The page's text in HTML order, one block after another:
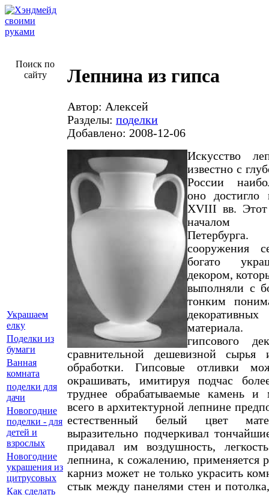
Поиск по
сайту
Лепнина из гипса
Автор: Алексей
Разделы: поделки
Добавлено: 2008-12-06
Искусство
известно с
России
оно
XVIII вв. Этот
началом
Петербурга.
сооружения
богато
декором,
выполняли с
тонким
материала.
гипсового
сравнительной дешевизной сырья
обработки. Гипсовые отливки
окрашивать, имитируя подчас
труднее обрабатываемые камень
всего в архитектурной лепнине
естественный белый цвет
выразительно подчеркивал
придавал им воздушность,
лепнина, к сожалению, применяется
карниз может не только украсить
стык между панелями стен и
Украшаем
елку
Поделки из
бумаги
Ванная
комната
поделки для
дачи
Новогодние
поделки - для
детей и
взрослых
Новогодние
украшения из
цитрусовых
Как сделать